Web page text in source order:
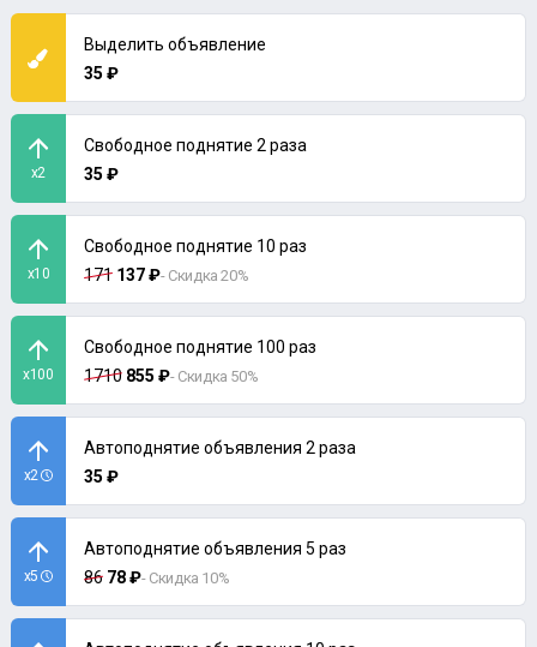
Выделить объявление
35 ₽
x2
Свободное поднятие 2 раза
35 ₽
x10
Свободное поднятие 10 раз
171 137 ₽- Скидка 20%
x100
Свободное поднятие 100 раз
1710 855 ₽- Скидка 50%
x2
Автоподнятие объявления 2 раза
35 ₽
x5
Автоподнятие объявления 5 раз
86 78 ₽- Скидка 10%